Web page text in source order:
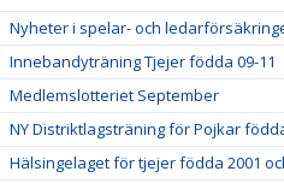
Nyheter i spelar- och
Innebandyträning Tjejer födda 09-11
Medlemslotteriet September
NY Distriktlagsträning för Pojkar
Hälsingelaget för tjejer födda 2001